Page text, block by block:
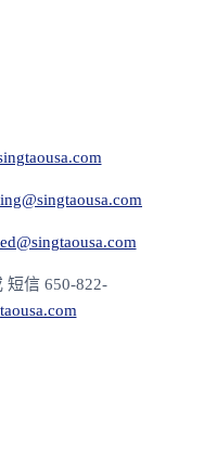
短信 650-822-